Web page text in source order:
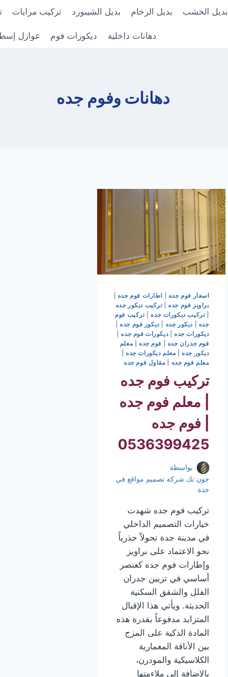
بديل الخشب بديل الرخام بديل الشيبورد تركيب مرايات
دهانات داخلية ديكورات فوم عوازل
دهانات وفوم جده
اسعار فوم جده اطارات فوم جده
براويز فوم جده|تركيب ديكور جده
|تركيب ديكورات جده|تركيب فوم
جده
ديكور جده ديكور فوم جده|
ديكورات جده| ديكورات فوم جده|
فوم جدران جده
فوم جده
معلم
ديكور جده| معلم ديكورات جده
معلم فوم جده
مقاول فوم جده
تركيب فوم جده
| معلم فوم جده
| فوم جده
0536399425
بواسطة
جون تك شركة تصميم مواقع في
جدة
تركيب فوم جده شهدت
خيارات التصميم الداخلي
في مدينة جدة تحولاً جذرياً
نحو الاعتماد على براويز
وإطارات فوم جده كعنصر
أساسي في تزيين جدران
الفلل والشقق السكنية
الحديثة. ويأتي هذا الإقبال
المتزايد مدفوعاً بقدرة هذه
المادة الذكية على المزج
بين الأناقة المعمارية
الكلاسيكية والمودرن،
بالإضافة إلى ملاءمتها